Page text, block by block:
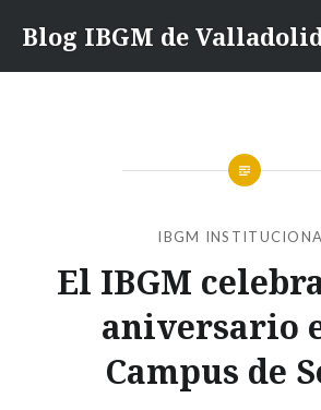
contenido
Blog IBGM de
IBGM
El IBGM
aniversario
Campus de